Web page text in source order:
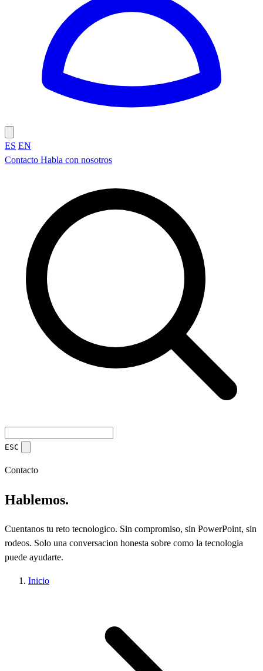
ES EN
Contacto Habla con nosotros
ESC
Contacto
Hablemos.
Cuentanos tu reto tecnologico. Sin compromiso, sin PowerPoint, sin
rodeos. Solo una conversacion honesta sobre como la tecnologia
puede ayudarte.
Inicio